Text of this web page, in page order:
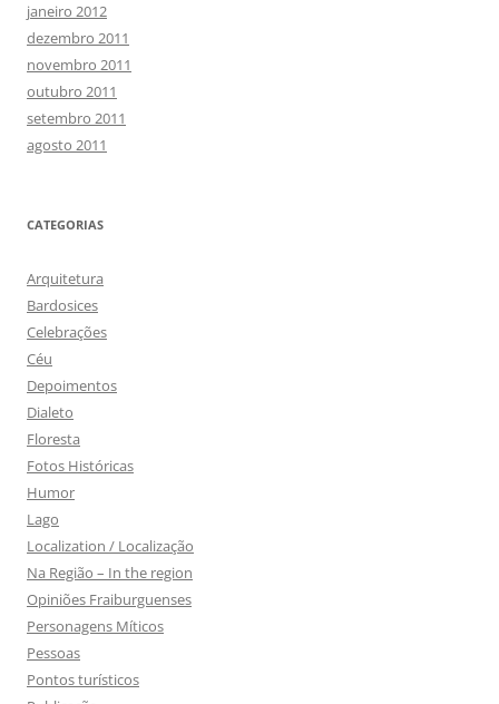
janeiro 2012
dezembro 2011
novembro 2011
outubro 2011
setembro 2011
agosto 2011
CATEGORIAS
Arquitetura
Bardosices
Celebrações
Céu
Depoimentos
Dialeto
Floresta
Fotos Históricas
Humor
Lago
Localization / Localização
Na Região – In the region
Opiniões Fraiburguenses
Personagens Míticos
Pessoas
Pontos turísticos